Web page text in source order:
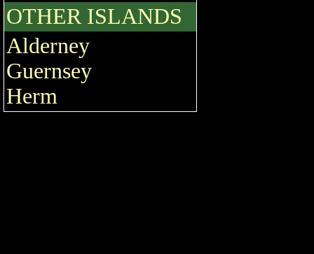
OTHER ISLANDS
Alderney
Guernsey
Herm